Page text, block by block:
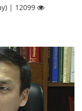
| 12099